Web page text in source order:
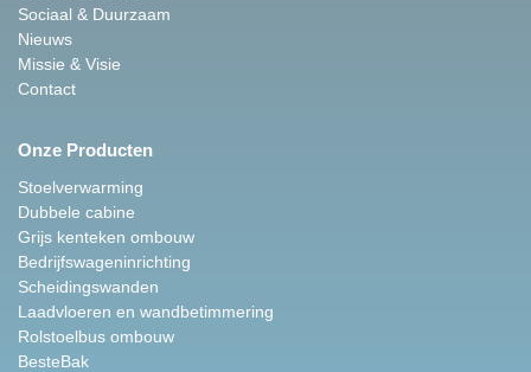
Sociaal & Duurzaam
Nieuws
Missie & Visie
Contact
Onze Producten
Stoelverwarming
Dubbele cabine
Grijs kenteken ombouw
Bedrijfswageninrichting
Scheidingswanden
Laadvloeren en wandbetimmering
Rolstoelbus ombouw
BesteBak